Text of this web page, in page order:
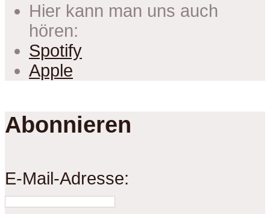
Hier kann man uns auch
hören:
Spotify
Apple
Abonnieren
E-Mail-Adresse: